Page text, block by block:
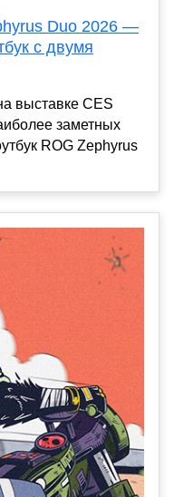
Duo 2026 —
с двумя
выставке CES
заметных
ROG Zephyrus